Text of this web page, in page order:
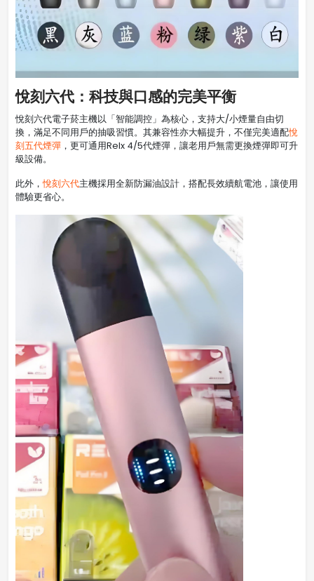
悅刻六代：科技與口感的完美平衡
悅刻六代電子菸主機以「智能調控」為核心，支持大/小煙量自由切
換，滿足不同用戶的抽吸習慣。其兼容性亦大幅提升，不僅完美適配悅
刻五代煙彈 ，更可通用Relx 4/5代煙彈，讓老用戶無需更換煙彈即可升
級設備。
此外，悅刻六代主機採用全新防漏油設計，搭配長效續航電池，讓使用
體驗更省心。